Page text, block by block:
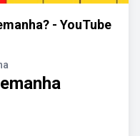
- YouTube